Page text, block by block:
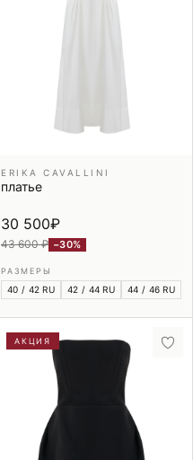
ERIKA CAVALLINI
платье
30 500₽
43 600 ₽ −30%
РАЗМЕРЫ
40 / 42 RU 42 / 44 RU 44 / 46 RU
АКЦИЯ